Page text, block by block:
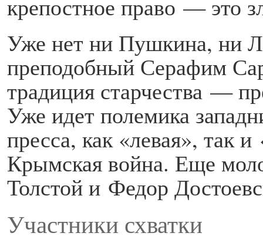
крепостное право — это
Уже нет ни Пушкина, ни
преподобный Серафим
традиция старчества —
Уже идет полемика
пресса, как «левая», так
Крымская война. Еще
Толстой и Федор
Участники схватки